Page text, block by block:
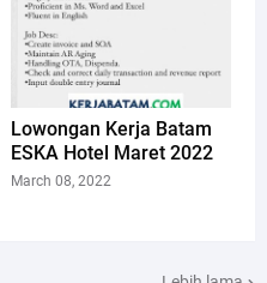
Lowongan Kerja Batam
ESKA Hotel Maret 2022
March 08, 2022